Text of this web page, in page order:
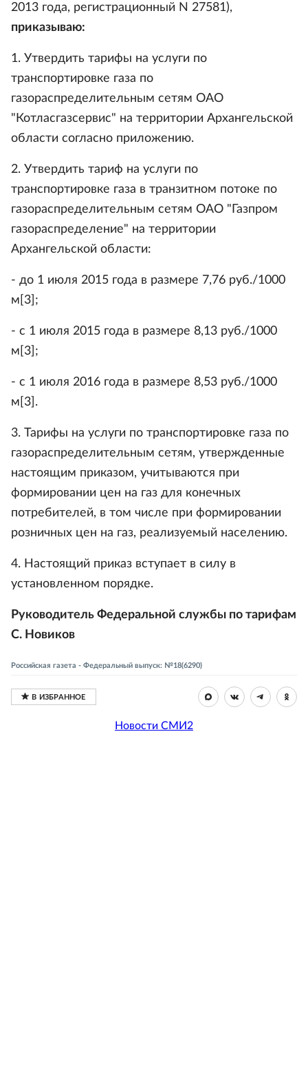
2013 года, регистрационный N 27581),
приказываю:
1. Утвердить тарифы на услуги по
транспортировке газа по
газораспределительным сетям ОАО
"Котласгазсервис" на территории Архангельской
области согласно приложению.
2. Утвердить тариф на услуги по
транспортировке газа в транзитном потоке по
газораспределительным сетям ОАО "Газпром
газораспределение" на территории
Архангельской области:
- до 1 июля 2015 года в размере 7,76 руб./1000
м[3];
- с 1 июля 2015 года в размере 8,13 руб./1000
м[3];
- с 1 июля 2016 года в размере 8,53 руб./1000
м[3].
3. Тарифы на услуги по транспортировке газа по
газораспределительным сетям, утвержденные
настоящим приказом, учитываются при
формировании цен на газ для конечных
потребителей, в том числе при формировании
розничных цен на газ, реализуемый населению.
4. Настоящий приказ вступает в силу в
установленном порядке.
Руководитель Федеральной службы по тарифам
С. Новиков
Российская газета - Федеральный выпуск: №18(6290)
Новости СМИ2